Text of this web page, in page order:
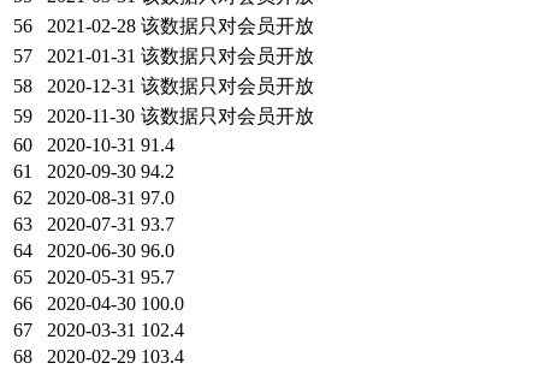
56
2021-02-28 该数据只对会员开放
57
2021-01-31 该数据只对会员开放
58
2020-12-31 该数据只对会员开放
59
2020-11-30 该数据只对会员开放
60
2020-10-31 91.4
61
2020-09-30 94.2
62
2020-08-31 97.0
63
2020-07-31 93.7
64
2020-06-30 96.0
65
2020-05-31 95.7
66
2020-04-30 100.0
67
2020-03-31 102.4
68
2020-02-29 103.4